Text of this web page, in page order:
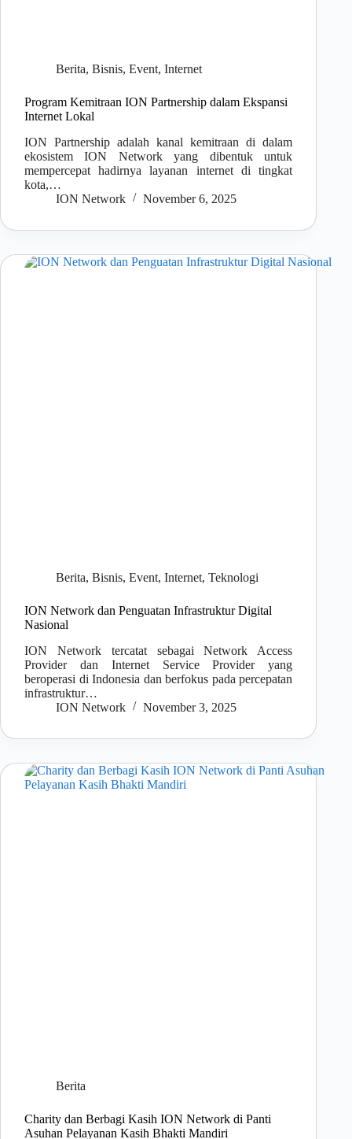
Berita, Bisnis, Event, Internet
Program Kemitraan ION Partnership dalam Ekspansi
Internet Lokal
ION Partnership adalah kanal kemitraan di dalam
ekosistem ION Network yang dibentuk untuk
mempercepat hadirnya layanan internet di tingkat
kota,…
ION Network
November 6, 2025
Berita, Bisnis, Event, Internet, Teknologi
ION Network dan Penguatan Infrastruktur Digital
Nasional
ION Network tercatat sebagai Network Access
Provider dan Internet Service Provider yang
beroperasi di Indonesia dan berfokus pada percepatan
infrastruktur…
ION Network
November 3, 2025
Berita
Charity dan Berbagi Kasih ION Network di Panti
Asuhan Pelayanan Kasih Bhakti Mandiri